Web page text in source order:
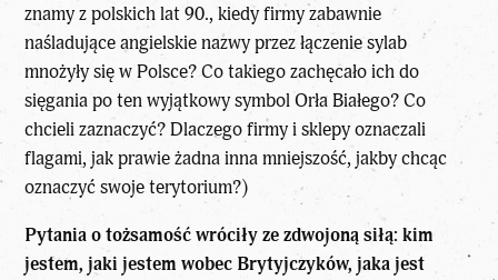
znamy z polskich lat 90., kiedy firmy zabawnie
naśladujące angielskie nazwy przez łączenie sylab
mnożyły się w Polsce? Co takiego zachęcało ich do
sięgania po ten wyjątkowy symbol Orła Białego? Co
chcieli zaznaczyć? Dlaczego firmy i sklepy oznaczali
flagami, jak prawie żadna inna mniejszość, jakby chcąc
oznaczyć swoje terytorium?)
Pytania o tożsamość wróciły ze zdwojoną siłą: kim
jestem, jaki jestem wobec Brytyjczyków, jaka jest